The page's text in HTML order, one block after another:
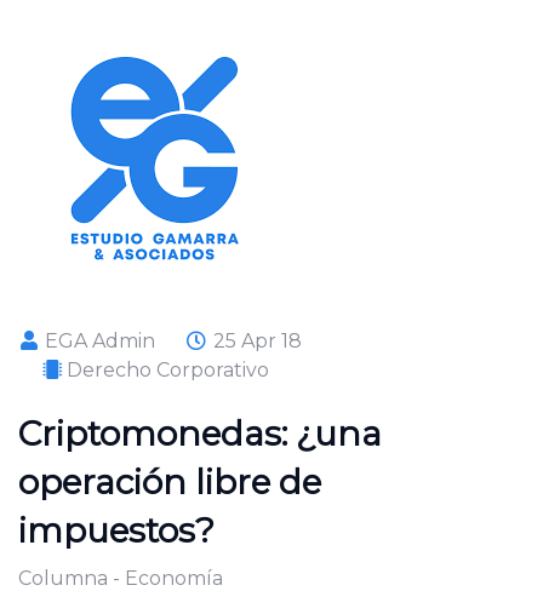
EGA Admin
25 Apr 18
Derecho Corporativo
Criptomonedas: ¿una
operación libre de
impuestos?
Columna - Economía